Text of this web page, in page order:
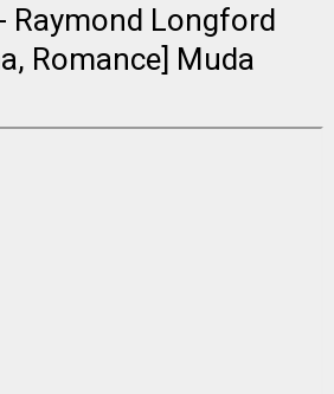
Raymond Longford
Romance] Muda